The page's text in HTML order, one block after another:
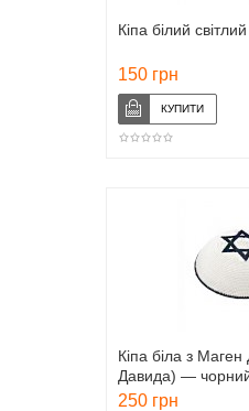
Кіпа білий
150 грн
Кіпа біла з
Давида) —
250 грн